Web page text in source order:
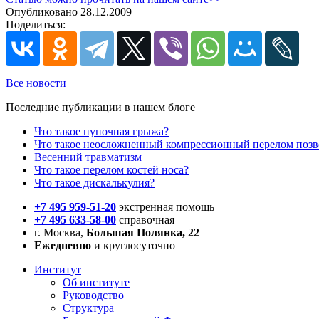
Опубликовано 28.12.2009
Поделиться:
Все новости
Последние публикации в нашем блоге
Что такое пупочная грыжа?
Что такое неосложненный компрессионный перелом
Весенний травматизм
Что такое перелом костей носа?
Что такое дискалькулия?
+7 495 959-51-20 экстренная помощь
+7 495 633-58-00 справочная
г. Москва, Большая Полянка, 22
Ежедневно и круглосуточно
Институт
Об институте
Руководство
Структура